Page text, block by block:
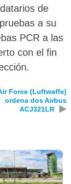
de
a su
PCR a las
con el fin
Force (Luftwaffe)
ordena dos Airbus
ACJ321LR
▶